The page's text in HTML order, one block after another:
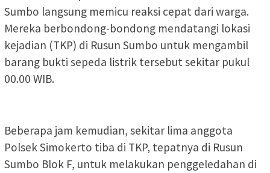
Sumbo langsung memicu reaksi cepat dari warga.
Mereka berbondong-bondong mendatangi lokasi
kejadian (TKP) di Rusun Sumbo untuk mengambil
barang bukti sepeda listrik tersebut sekitar pukul
00.00 WIB.
Beberapa jam kemudian, sekitar lima anggota
Polsek Simokerto tiba di TKP, tepatnya di Rusun
Sumbo Blok F, untuk melakukan penggeledahan di